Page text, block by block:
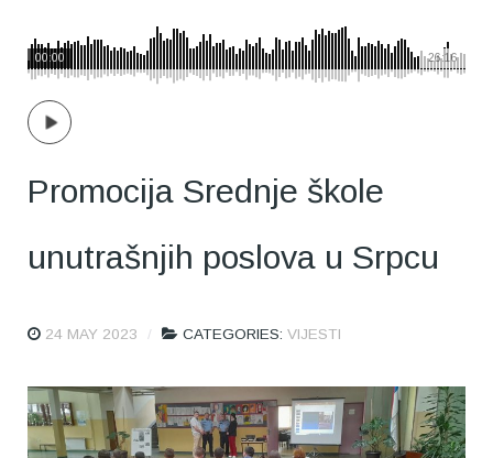
26:16
00:00
Promocija Srednje škole
unutrašnjih poslova u Srpcu
24 MAY 2023 CATEGORIES: VIJESTI